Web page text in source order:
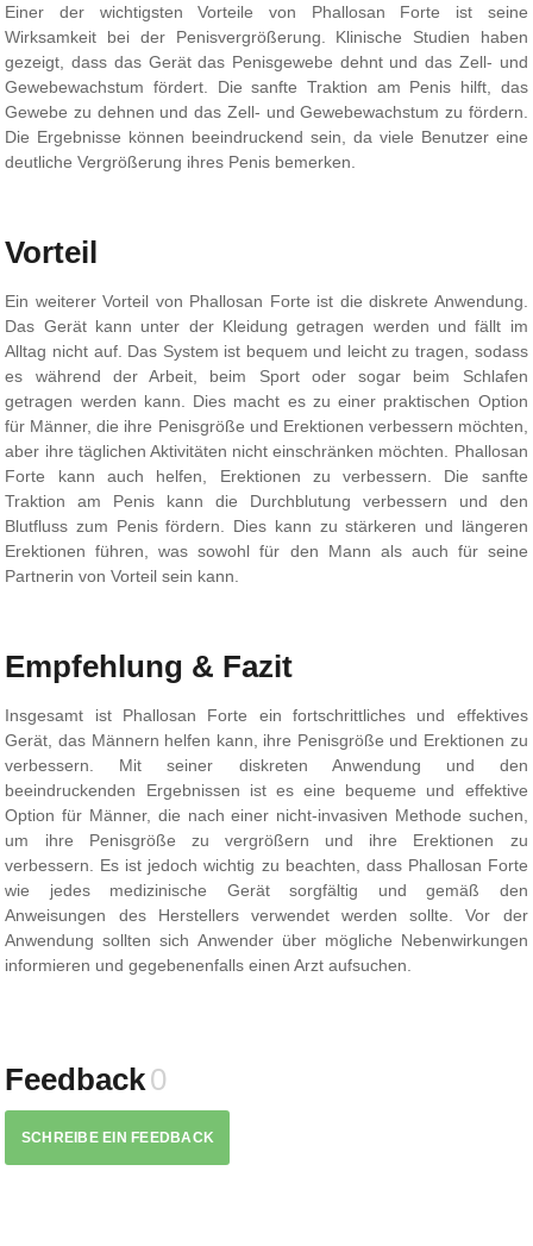
Einer der wichtigsten Vorteile von Phallosan Forte ist seine
Wirksamkeit bei der Penisvergrößerung. Klinische Studien haben
gezeigt, dass das Gerät das Penisgewebe dehnt und das Zell- und
Gewebewachstum fördert. Die sanfte Traktion am Penis hilft, das
Gewebe zu dehnen und das Zell- und Gewebewachstum zu fördern.
Die Ergebnisse können beeindruckend sein, da viele Benutzer eine
deutliche Vergrößerung ihres Penis bemerken.
Vorteil
Ein weiterer Vorteil von Phallosan Forte ist die diskrete Anwendung.
Das Gerät kann unter der Kleidung getragen werden und fällt im
Alltag nicht auf. Das System ist bequem und leicht zu tragen, sodass
es während der Arbeit, beim Sport oder sogar beim Schlafen
getragen werden kann. Dies macht es zu einer praktischen Option
für Männer, die ihre Penisgröße und Erektionen verbessern möchten,
aber ihre täglichen Aktivitäten nicht einschränken möchten. Phallosan
Forte kann auch helfen, Erektionen zu verbessern. Die sanfte
Traktion am Penis kann die Durchblutung verbessern und den
Blutfluss zum Penis fördern. Dies kann zu stärkeren und längeren
Erektionen führen, was sowohl für den Mann als auch für seine
Partnerin von Vorteil sein kann.
Empfehlung & Fazit
Insgesamt ist Phallosan Forte ein fortschrittliches und effektives
Gerät, das Männern helfen kann, ihre Penisgröße und Erektionen zu
verbessern. Mit seiner diskreten Anwendung und den
beeindruckenden Ergebnissen ist es eine bequeme und effektive
Option für Männer, die nach einer nicht-invasiven Methode suchen,
um ihre Penisgröße zu vergrößern und ihre Erektionen zu
verbessern. Es ist jedoch wichtig zu beachten, dass Phallosan Forte
wie jedes medizinische Gerät sorgfältig und gemäß den
Anweisungen des Herstellers verwendet werden sollte. Vor der
Anwendung sollten sich Anwender über mögliche Nebenwirkungen
informieren und gegebenenfalls einen Arzt aufsuchen.
Feedback0
SCHREIBE EIN FEEDBACK